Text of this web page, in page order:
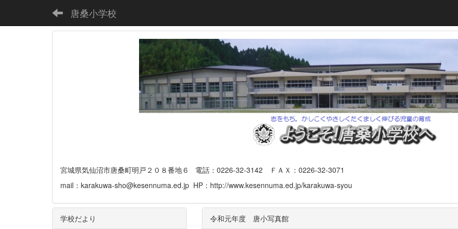
唐桑小学校
宮城県気仙沼市唐桑町明戸２０８番地６ 電話：0226-32-3142 ＦＡＸ：0226-32-3071
mail：karakuwa-sho@kesennuma.ed.jp HP：http://www.kesennuma.ed.jp/karakuwa-syou
令和元年度 唐小写真館
学校だより